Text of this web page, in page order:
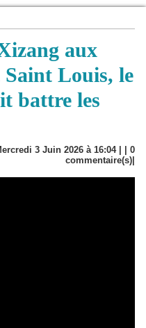
aux
Louis, le
battre les
3 Juin 2026 à 16:04 | | 0
commentaire(s)|